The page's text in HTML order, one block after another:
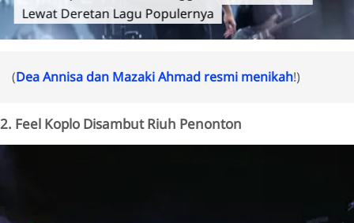
Lewat Deretan Lagu Populernya
(Dea Annisa dan Mazaki Ahmad resmi menikah!)
2. Feel Koplo Disambut Riuh Penonton